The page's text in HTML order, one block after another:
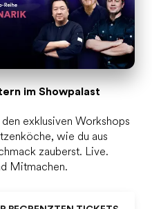
im Showpalast
exklusiven Workshops
wie du aus
zauberst. Live.
Mitmachen.